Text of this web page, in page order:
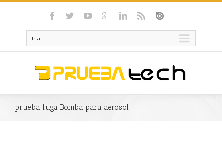
Ir a...
prueba fuga Bomba para aerosol